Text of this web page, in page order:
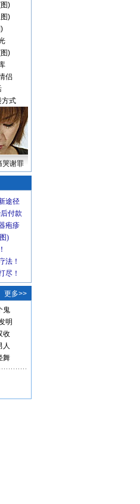
)
)
)
侣
方式
哭谢罪
更多>>
鬼
明
收
人
舞